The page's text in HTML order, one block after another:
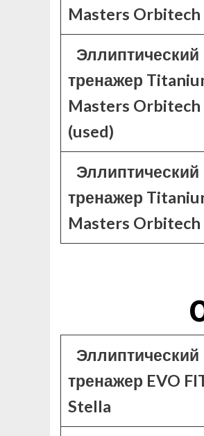
Masters Orbitech
Эллиптический
тренажер
Masters Orbitech
(used)
Эллиптический
тренажер
Masters Orbitech
Эллиптический
тренажер EVO
Stella